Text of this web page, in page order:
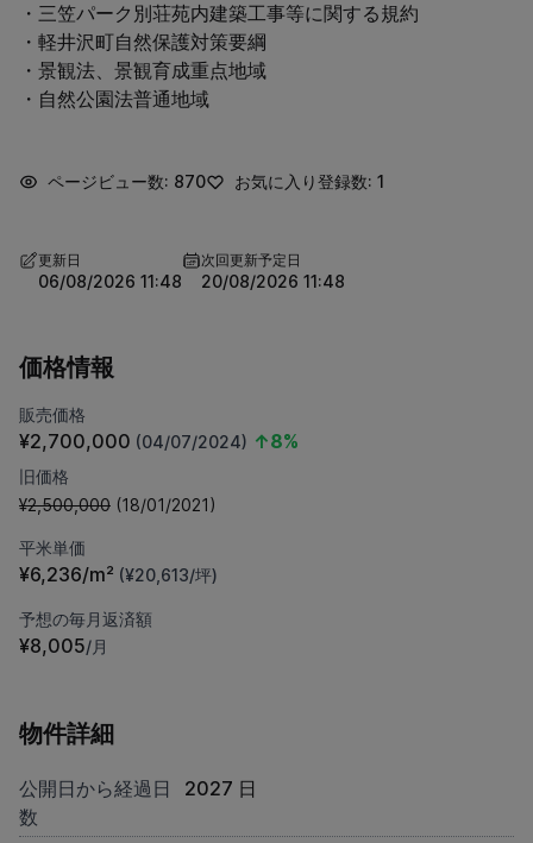
・三笠パーク別荘苑内建築工事等に関する規約
・軽井沢町自然保護対策要綱
・景観法、景観育成重点地域
・自然公園法普通地域
ページビュー数: 870 お気に入り登録数: 1
更新日
06/08/2026 11:48
次回更新予定日
20/08/2026 11:48
価格情報
販売価格
¥2,700,000 (04/07/2024) ↑8%
旧価格
¥2,500,000 (18/01/2021)
平米単価
¥6,236/m² (¥20,613/坪)
予想の毎月返済額
¥8,005/月
物件詳細
公開日から経過日
数
2027 日